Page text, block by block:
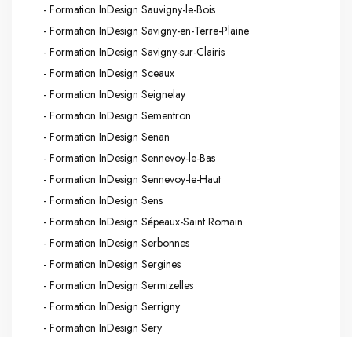
- Formation InDesign Sauvigny-le-Bois
- Formation InDesign Savigny-en-Terre-Plaine
- Formation InDesign Savigny-sur-Clairis
- Formation InDesign Sceaux
- Formation InDesign Seignelay
- Formation InDesign Sementron
- Formation InDesign Senan
- Formation InDesign Sennevoy-le-Bas
- Formation InDesign Sennevoy-le-Haut
- Formation InDesign Sens
- Formation InDesign Sépeaux-Saint Romain
- Formation InDesign Serbonnes
- Formation InDesign Sergines
- Formation InDesign Sermizelles
- Formation InDesign Serrigny
- Formation InDesign Sery